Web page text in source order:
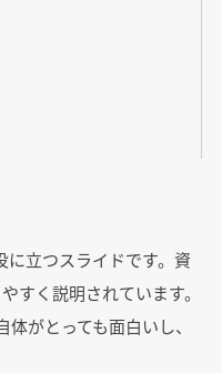
に立つスライドです。資
すく説明されています。
がとっても面白いし、